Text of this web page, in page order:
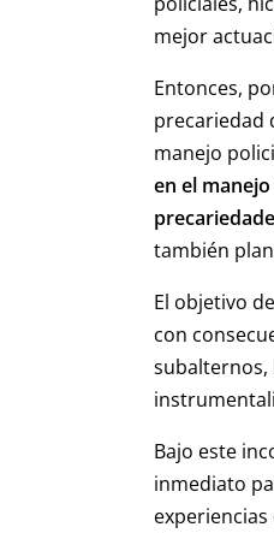
mejor
Entonces,
precariedad
manejo
en el
también
El objetivo
con
subalternos,
Bajo este
inmediato